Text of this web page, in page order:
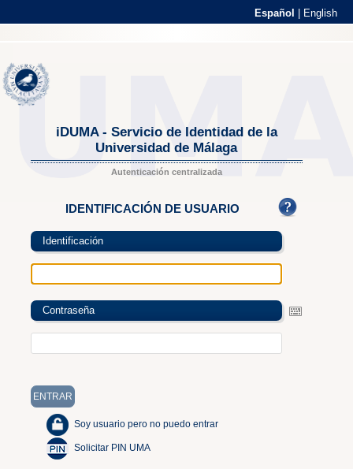
Español English
iDUMA - Servicio de Identidad de la
Universidad de Málaga
Autenticación centralizada
IDENTIFICACIÓN DE USUARIO
Identificación
Contraseña
Soy usuario pero no puedo entrar
Solicitar PIN UMA